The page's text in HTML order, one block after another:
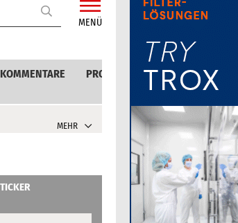
MENÜ
KOMMENTARE PRODUKTE
MEHR